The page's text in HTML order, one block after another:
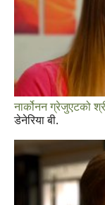
नार्कोनन ग्रेजुएटको
डेनेरिया बी.